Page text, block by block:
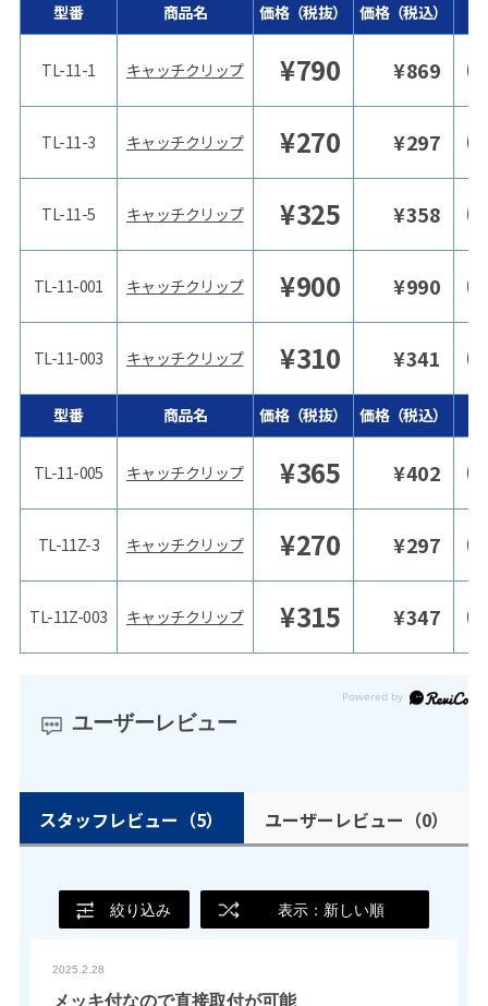
型番
TL-11-1
TL-11-3
TL-11-5
TL-11-001
TL-11-003
型番
TL-11-005
TL-11Z-3
TL-11Z-003
商品名 価格（税抜） 価格（税込）
キャッチクリップ ¥790 ¥869
キャッチクリップ ¥270 ¥297
キャッチクリップ ¥325 ¥358
キャッチクリップ ¥900 ¥990
キャッチクリップ ¥310 ¥341
商品名 価格（税抜） 価格（税込）
キャッチクリップ ¥365 ¥402
キャッチクリップ ¥270 ¥297
キャッチクリップ ¥315 ¥347
ユーザーレビュー
スタッフレビュー （5） ユーザーレビュー （0）
絞り込み 表示：新しい順
2025.2.28
メッキ付なので直接取付が可能